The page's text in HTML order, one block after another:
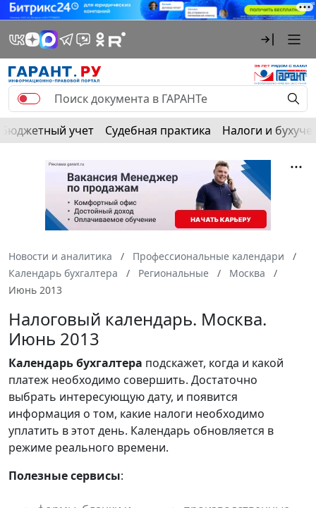
Бюджетный учет Судебная практика Налоги и
Новости и аналитика
Профессиональные календари
Календарь бухгалтера
Региональные
Москва
Июнь 2013
Налоговый календарь. Москва.
Июнь 2013
Календарьбухгалтера подскажет, когда и какой
платеж необходимо совершить. Достаточно
выбрать интересующую дату, и появится
информация о том, какие налоги необходимо
уплатить в этот день. Календарь обновляется в
режиме реального времени.
Полезные сервисы: